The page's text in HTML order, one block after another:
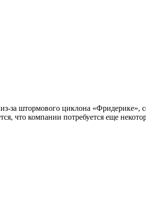
за штормового циклона «Фридерике»,
что компании потребуется еще